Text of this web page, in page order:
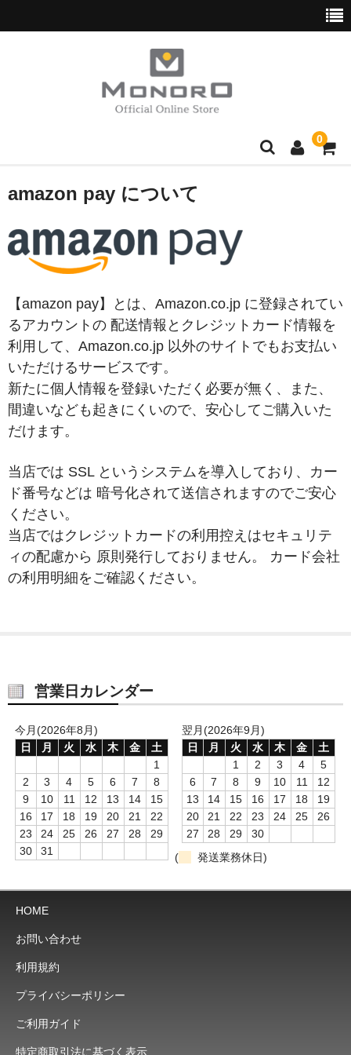
0
ブランド別
wott
Golden Bear
CAPTAIN STAG
UNITED COLORS OF BENETTON
Coloregalo
SHAUTLANT
バッグ
リュック
ショルダー
長財布
小銭入れ
その他.
ベルト
スタッフブログ
amazon pay について
【amazon pay】とは、Amazon.co.jp に登録されてい
るアカウントの 配送情報とクレジットカード情報を
利用して、Amazon.co.jp 以外のサイトでもお支払い
いただけるサービスです。
新たに個人情報を登録いただく必要が無く、また、
間違いなども起きにくいので、安心してご購入いた
だけます。
当店では SSL というシステムを導入しており、カー
ド番号などは 暗号化されて送信されますのでご安心
ください。
当店ではクレジットカードの利用控えはセキュリテ
ィの配慮から 原則発行しておりません。 カード会社
の利用明細をご確認ください。
営業日カレンダー
今月(2026年8月)
日
月 火 水 木 金
土
1
2
3 4 5 6 7
8
9
10 11 12 13 14
15
16
17 18 19 20 21
22
23
24 25 26 27 28
29
30
31
翌月(2026年9月)
日
月 火 水 木 金
土
1
2 3 4
5
6
7 8 9 10 11
12
13
14 15 16 17 18
19
20
21 22 23 24 25
26
27
28 29
30
(
発送業務休日)
HOME
お問い合わせ
利用規約
プライバシーポリシー
ご利用ガイド
特定商取引法に基づく表示